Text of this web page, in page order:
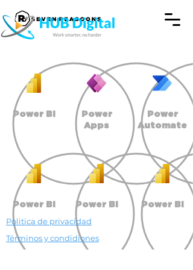
Power BI
Power
Apps
Power
Automate
Power BI Power BI Power BI
Politica de privacidad
Términos y condidiones